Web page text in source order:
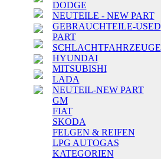
DODGE
NEUTEILE - NEW PART
GEBRAUCHTEILE-USED
PART
SCHLACHTFAHRZEUGE
HYUNDAI
MITSUBISHI
LADA
NEUTEIL-NEW PART
GM
FIAT
SKODA
FELGEN & REIFEN
LPG AUTOGAS
KATEGORIEN